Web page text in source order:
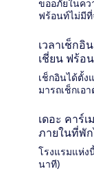
ขออภัยในคว
ฟร้อนท์ไม่มีที่
เวลาเช็กอิ
เชี่ยน ฟร้อ
เช็กอินได้ตั้ง
มารถเช็กเอ
เดอะ คาร์
ภายในที่พั
โรงแรมแห่ง
นาที)